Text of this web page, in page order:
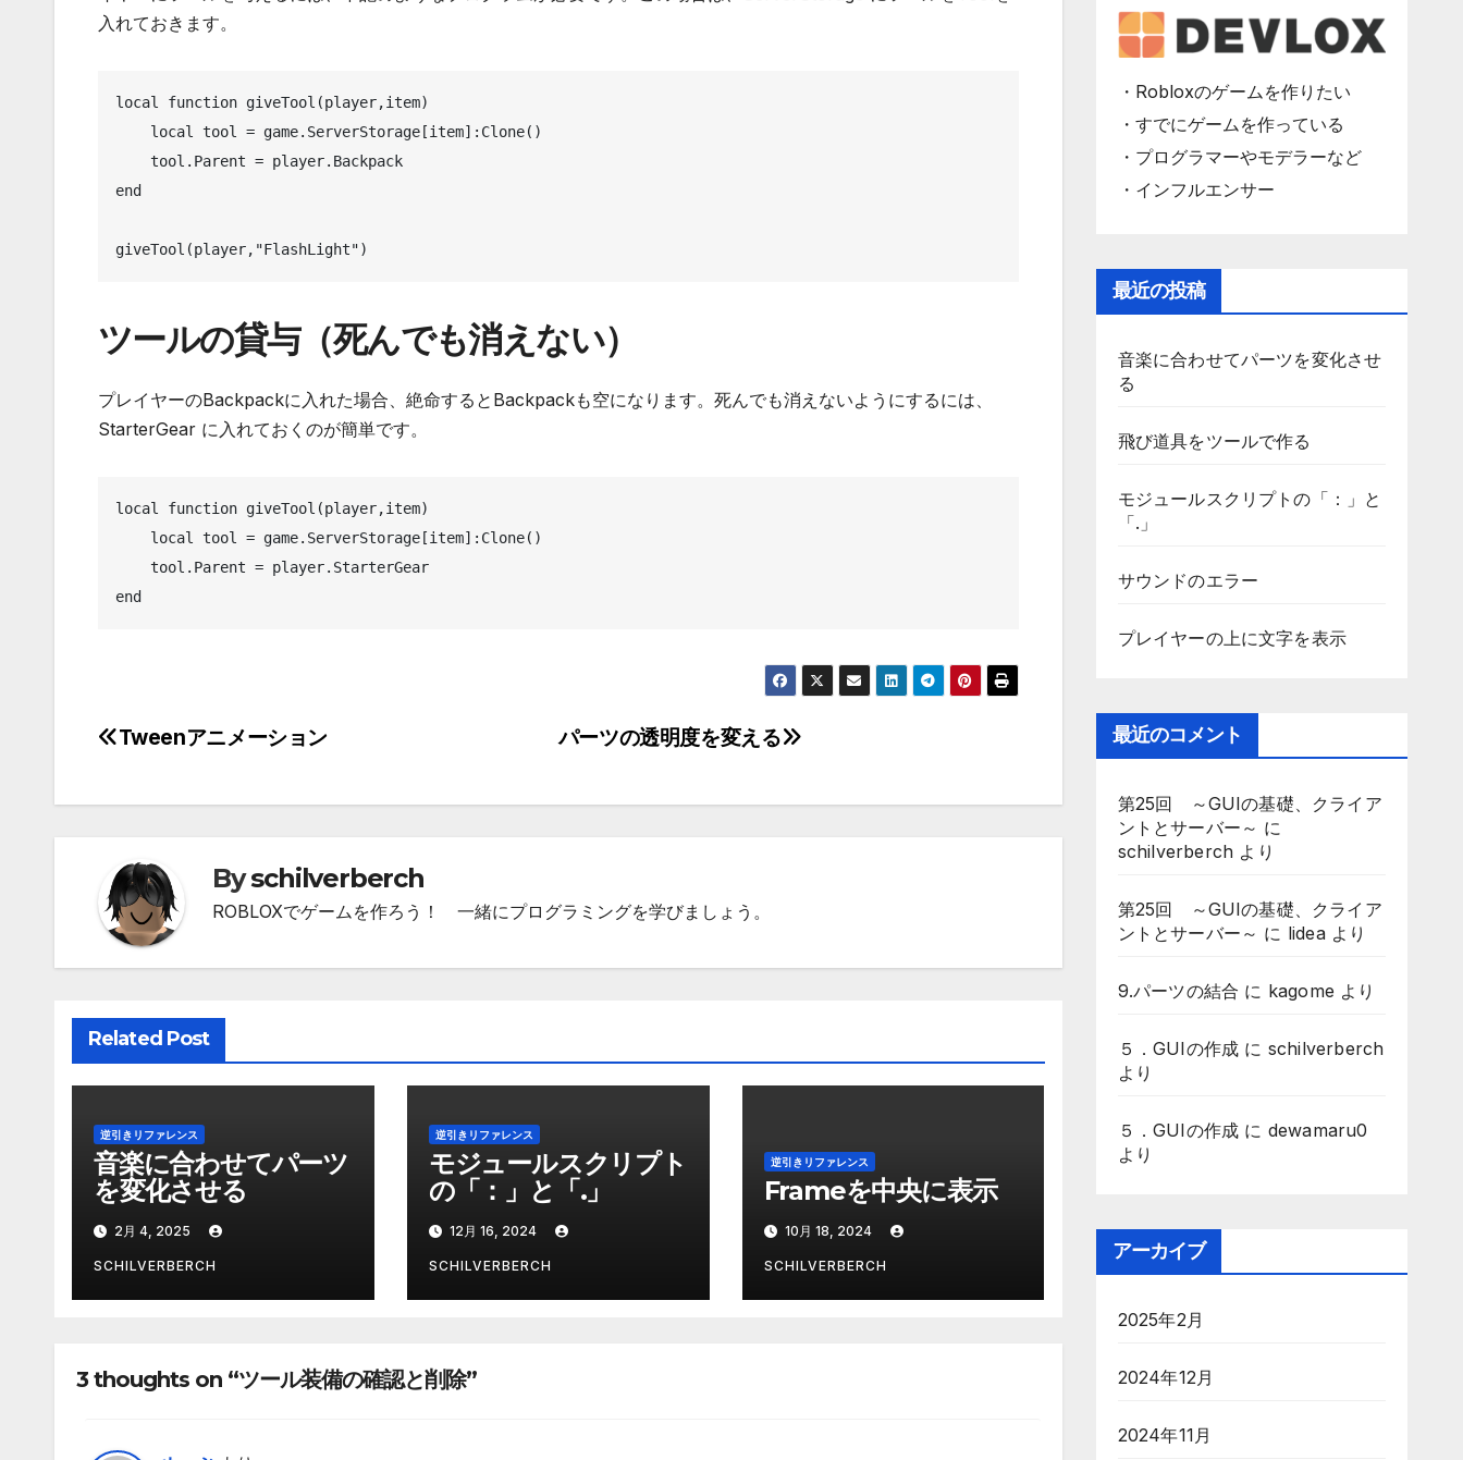
入れておきます。
local function giveTool(player,item)
end
giveTool(player,"FlashLight")
ツールの貸与（死んでも消えない）
プレイヤーのBackpackに入れた場合、絶命するとBackpackも空になります。死んでも消えないようにするには、
StarterGear に入れておくのが簡単です。
local function giveTool(player,item)
end
投
ビ
ゲ
ー
シ
ョ
パーツの透明度を変える
Tweenアニメーション
Byschilverberch
ROBLOXでゲームを作ろう！ 一緒にプログラミングを学びましょう。
Related Post
逆引きリファレンス
音楽に合わせてパーツ
を変化させる
2月 4, 2025
SCHILVERBERCH
逆引きリファレンス
モジュールスクリプト
の「：」と「.」
12月 16, 2024
SCHILVERBERCH
逆引きリファレンス
Frameを中央に表示
10月 18, 2024
SCHILVERBERCH
3 thoughts on “ツール装備の確認と削除”
・Robloxのゲームを作りたい
・すでにゲームを作っている
・プログラマーやモデラーなど
・インフルエンサー
最近の投稿
音楽に合わせてパーツを変化させ
る
飛び道具をツールで作る
モジュールスクリプトの「：」と
「.」
サウンドのエラー
プレイヤーの上に文字を表示
最近のコメント
第25回 ～GUIの基礎、クライア
ントとサーバー～ に
schilverberch より
第25回 ～GUIの基礎、クライア
ントとサーバー～ に lideaより
9.パーツの結合 に kagome より
５．GUIの作成 に schilverberch
より
５．GUIの作成 に dewamaru0
より
アーカイブ
2025年2月
2024年12月
2024年11月